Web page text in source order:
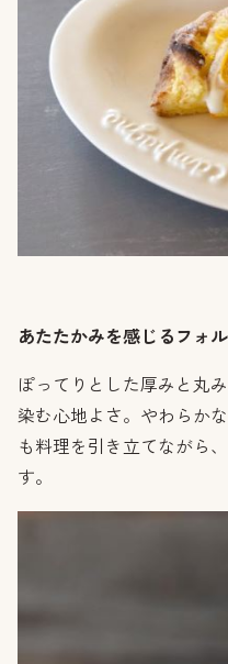
あたたかみを感じるフォ
ぽってりとした厚みと丸
染む心地よさ。やわらか
も料理を引き立てながら
す。